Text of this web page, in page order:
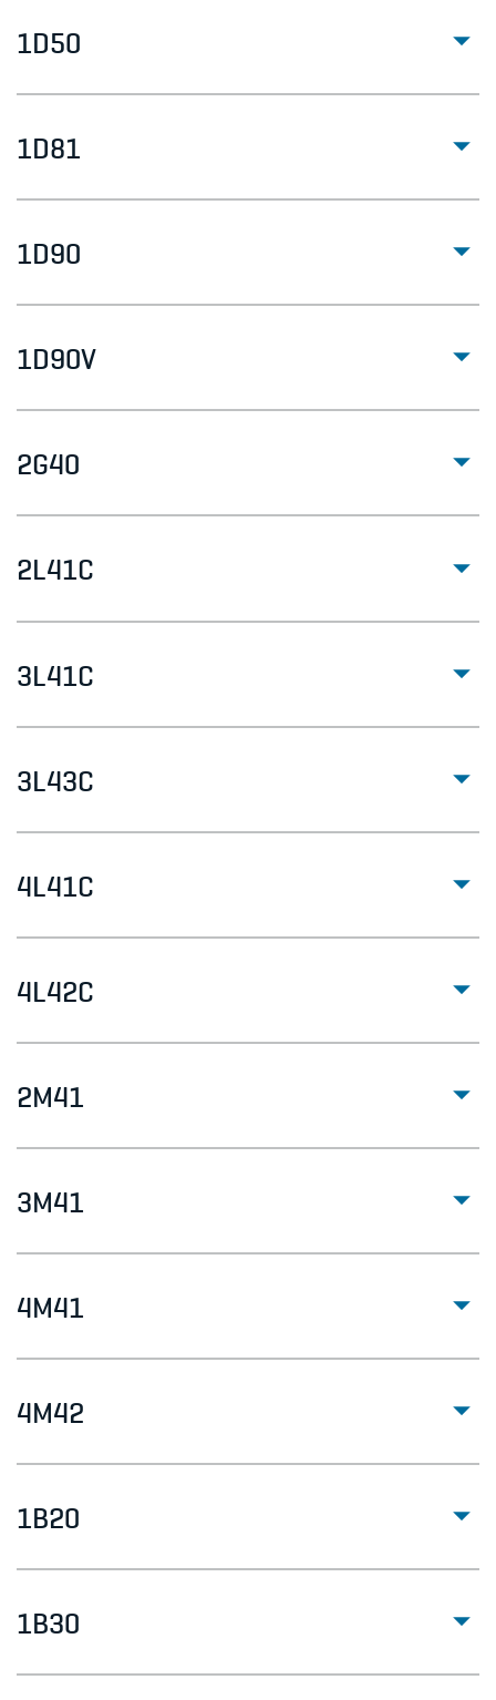
1D50
1D81
1D90
1D90V
2G40
2L41C
3L41C
3L43C
4L41C
4L42C
2M41
3M41
4M41
4M42
1B20
1B30